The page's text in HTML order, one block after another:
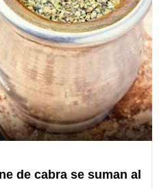
de cabra se suman al